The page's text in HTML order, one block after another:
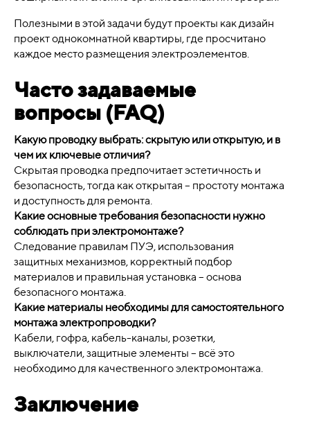
Полезными в этой задачи будут проекты как дизайн
проект однокомнатной квартиры, где просчитано
каждое место размещения электроэлементов.
Часто задаваемые
вопросы (FAQ)
Какую проводку выбрать: скрытую или открытую, и в
чем их ключевые отличия?
Скрытая проводка предпочитает эстетичность и
безопасность, тогда как открытая – простоту монтажа
и доступность для ремонта.
Какие основные требования безопасности нужно
соблюдать при электромонтаже?
Следование правилам ПУЭ, использования
защитных механизмов, корректный подбор
материалов и правильная установка – основа
безопасного монтажа.
Какие материалы необходимы для самостоятельного
монтажа электропроводки?
Кабели, гофра, кабель-каналы, розетки,
выключатели, защитные элементы – всё это
необходимо для качественного электромонтажа.
Заключение